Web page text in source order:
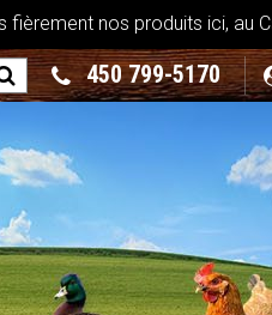
nos produits ici, au
450 799-5170